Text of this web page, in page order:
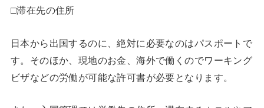
□滞在先の住所
日本から出国するのに、絶対に必要なのはパスポートで
す。そのほか、現地のお金、海外で働くのでワーキング
ビザなどの労働が可能な許可書が必要となります。